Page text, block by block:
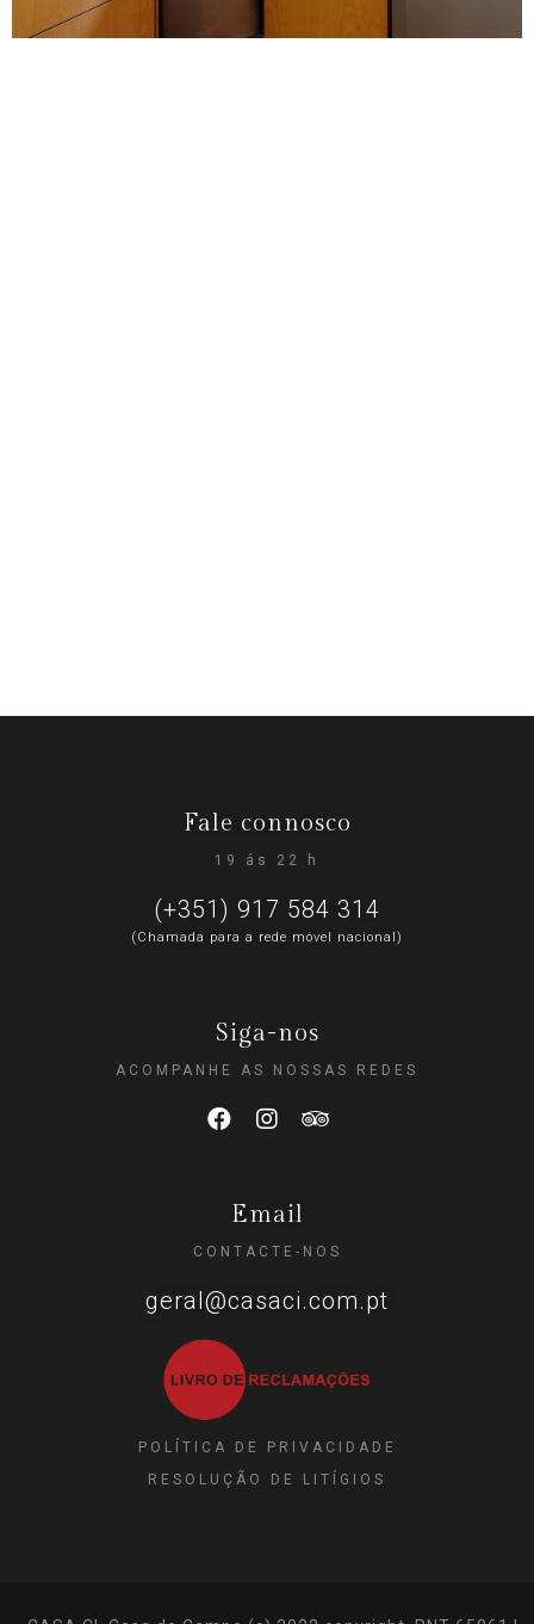
Fale connosco
19 ás 22 h
(+351) 917 584 314
(Chamada para a rede móvel nacional)
Siga-nos
ACOMPANHE AS NOSSAS REDES
Email
CONTACTE-NOS
geral@casaci.com.pt
POLÍTICA DE PRIVACIDADE
RESOLUÇÃO DE LITÍGIOS